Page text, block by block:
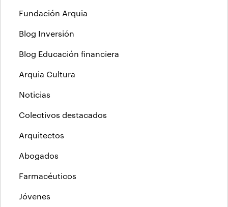
Fundación Arquia
Blog Inversión
Blog Educación financiera
Arquia Cultura
Noticias
Colectivos destacados
Arquitectos
Abogados
Farmacéuticos
Jóvenes